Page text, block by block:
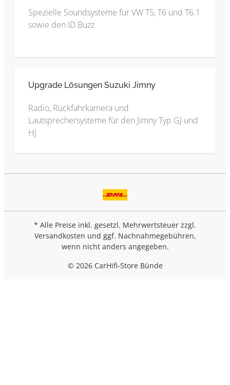
Spezielle Soundsysteme für VW T5, T6 und T6.1
sowie den ID.Buzz
Upgrade Lösungen Suzuki Jimny
Radio, Rückfahrkamera und
Lautsprechersysteme für den Jimny Typ GJ und
HJ
* Alle Preise inkl. gesetzl. Mehrwertsteuer zzgl.
Versandkosten und ggf. Nachnahmegebühren,
wenn nicht anders angegeben.
© 2026 CarHifi-Store Bünde